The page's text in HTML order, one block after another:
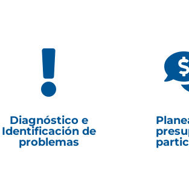

Diagnóstico e
Identificación de
problemas